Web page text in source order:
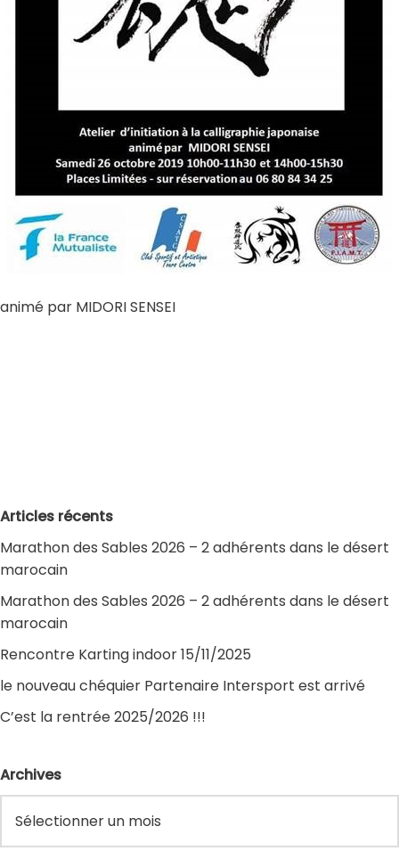
animé par MIDORI SENSEI
Articles récents
Marathon des Sables 2026 – 2 adhérents dans le désert
marocain
Marathon des Sables 2026 – 2 adhérents dans le désert
marocain
Rencontre Karting indoor 15/11/2025
le nouveau chéquier Partenaire Intersport est arrivé
C’est la rentrée 2025/2026 !!!
Archives